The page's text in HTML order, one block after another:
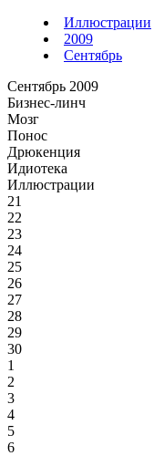
Иллюстрации
2009
Сентябрь
Сентябрь 2009
Бизнес-линч
Мозг
Понос
Дрюкенция
Идиотека
Иллюстрации
21
22
23
24
25
26
27
28
29
30
1
2
3
4
5
6